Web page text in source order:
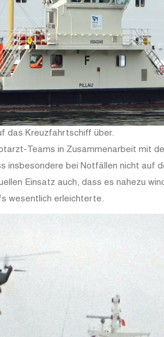
das Kreuzfahrtschiff über.
Teams in Zusammenarbeit mit
insbesondere bei Notfällen nicht auf
Einsatz auch, dass es nahezu
wesentlich erleichterte.